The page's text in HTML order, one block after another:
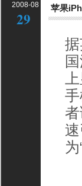
2008-08
29
苹果
为